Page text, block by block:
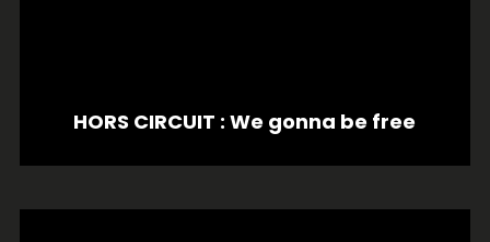
HORS CIRCUIT : We gonna be free